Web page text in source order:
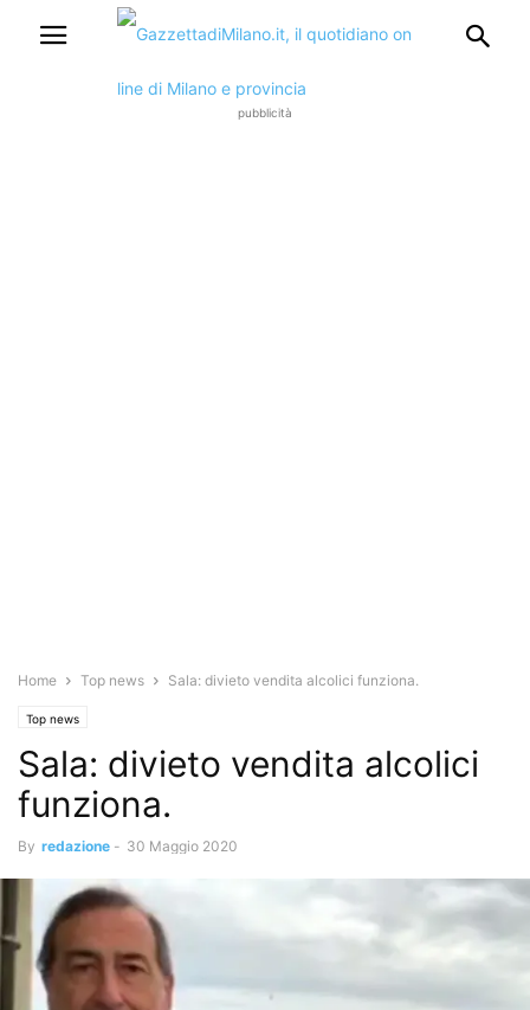
pubblicità
Home Top news Sala: divieto vendita alcolici funziona.
Top news
Sala: divieto vendita alcolici
funziona.
By redazione - 30 Maggio 2020